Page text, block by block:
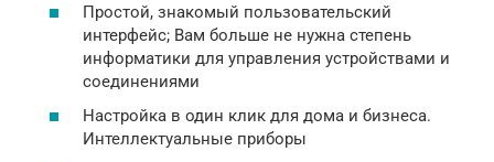
Простой, знакомый пользовательский
интерфейс; Вам больше не нужна степень
информатики для управления устройствами и
соединениями
Настройка в один клик для дома и бизнеса.
Интеллектуальные приборы